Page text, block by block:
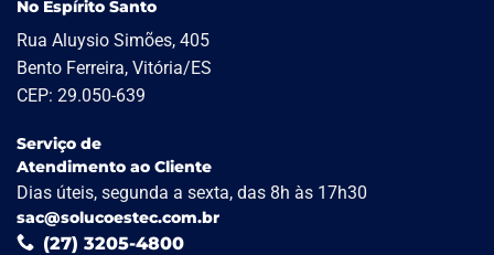
No Espírito Santo
Rua Aluysio Simões, 405
Bento Ferreira, Vitória/ES
CEP: 29.050-639
Serviço de
Atendimento ao Cliente
Dias úteis, segunda a sexta, das 8h às 17h30
sac@solucoestec.com.br
(27) 3205-4800